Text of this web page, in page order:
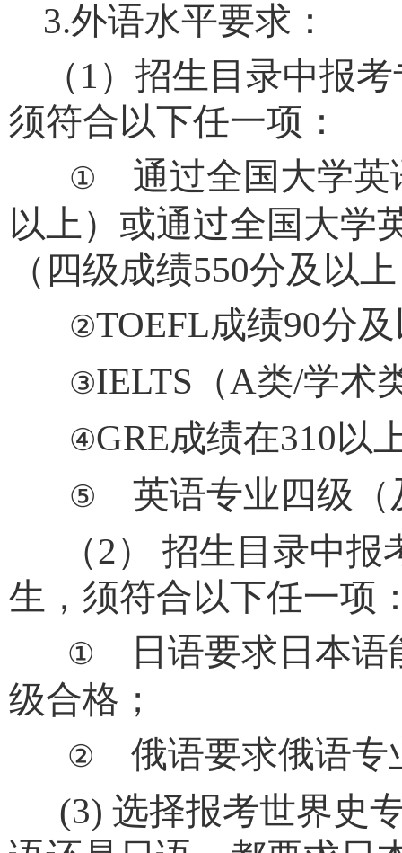
3.外语水平要求：
（ 1 ）招生目录中报
须符合以下任一项：
①
通过全国大学英
以上）或通过全国大学
（四级成绩550分及以
②TOEFL成绩90分
③IELTS （A类/学术
④GRE成绩在310以
⑤
英语专业四级（
（2） 招生目录中报
生，须符合以下任一项
①
日语要求日本语
级合格；
②
俄语要求俄语专
(3) 选择报考世界史